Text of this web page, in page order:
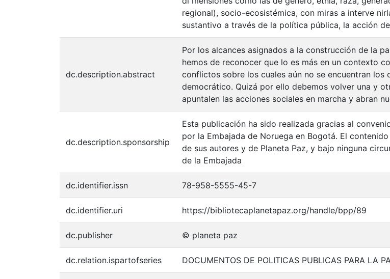
regional), socio-ecosistémica, con miras a interve
sustantivo a través de la política pública, la acción
dc.description.abstract
Por los alcances asignados a la construcción de la
hemos de reconocer que lo es más en un contexto
conflictos sobre los cuales aún no se encuentran
democrático. Quizá por ello debemos volver una y
apuntalen las acciones sociales en marcha y abran
dc.description.sponsorship
Esta publicación ha sido realizada gracias al
por la Embajada de Noruega en Bogotá. El
de sus autores y de Planeta Paz, y bajo ninguna
de la Embajada
dc.identifier.issn 78-958-5555-45-7
dc.identifier.uri https://bibliotecaplanetapaz.org/handle/bpp/89
dc.publisher © planeta paz
dc.relation.ispartofseries DOCUMENTOS DE POLITICAS PUBLICAS PARA LA